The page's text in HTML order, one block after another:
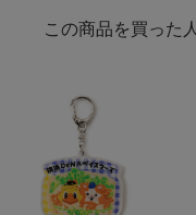
この商品を買った